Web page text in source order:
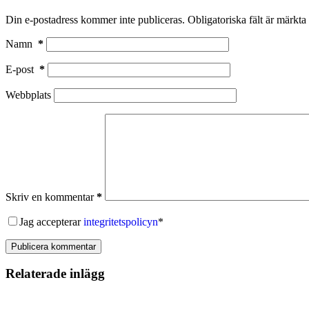
Din e-postadress kommer inte publiceras. Obligatoriska fält är märkta
Namn *
E-post *
Webbplats
Skriv en kommentar*
Jag accepterarintegritetspolicyn*
Publicera kommentar
Relaterade inlägg